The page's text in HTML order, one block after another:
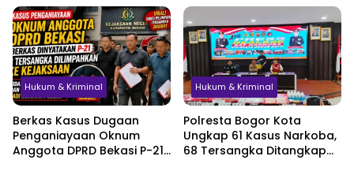
Hukum & Kriminal
Berkas Kasus Dugaan
Penganiayaan Oknum
Anggota DPRD Bekasi P-21,
Hukum & Kriminal
Polresta Bogor Kota
Ungkap 61 Kasus Narkoba,
68 Tersangka Ditangkap